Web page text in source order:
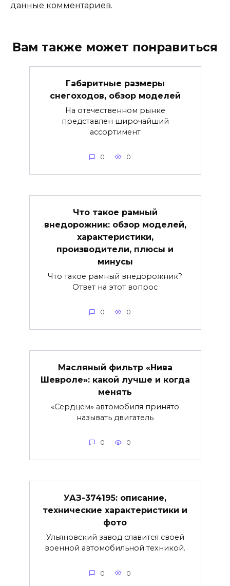
данные комментариев.
Вам также может понравиться
Габаритные размеры
снегоходов, обзор моделей
На отечественном рынке
представлен широчайший
ассортимент
0 0
Что такое рамный
внедорожник: обзор моделей,
характеристики,
производители, плюсы и
минусы
Что такое рамный внедорожник?
Ответ на этот вопрос
0 0
Масляный фильтр «Нива
Шевроле»: какой лучше и когда
менять
«Сердцем» автомобиля принято
называть двигатель
0 0
УАЗ-374195: описание,
технические характеристики и
фото
Ульяновский завод славится своей
военной автомобильной техникой.
0 0